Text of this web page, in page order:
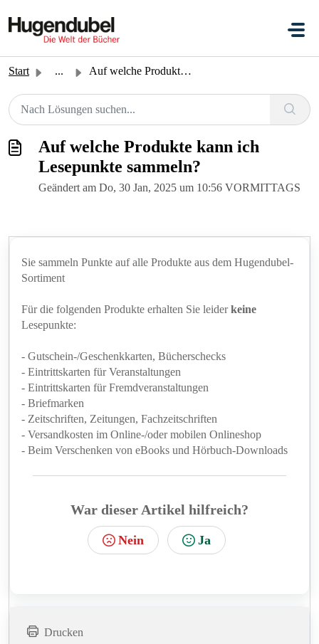
Start ... Auf welche Produkte kann ich Lesepunkte sammeln?
Auf welche Produkte kann ich
Lesepunkte sammeln?
Geändert am Do, 30 Jan, 2025 um 10:56 VORMITTAGS
Sie sammeln Punkte auf alle Produkte aus dem Hugendubel-
Sortiment
Für die folgenden Produkte erhalten Sie leiderkeine
Lesepunkte:
- Gutschein-/Geschenkkarten, Bücherschecks
- Eintrittskarten für Veranstaltungen
- Eintrittskarten für Fremdveranstaltungen
- Briefmarken
- Zeitschriften, Zeitungen, Fachzeitschriften
- Versandkosten im Online-/oder mobilen Onlineshop
- Beim Verschenken von eBooks und Hörbuch-Downloads
War dieser Artikel hilfreich?
Nein Ja
Drucken